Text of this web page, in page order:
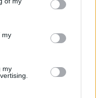
its third-party tags to
in below Google
my
my